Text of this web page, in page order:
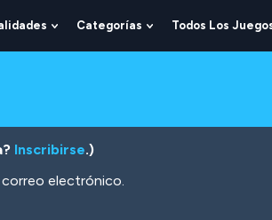
Show
Submenu
Categorías
Show
Submenu
Todos Los
Inscribirse.)
correo electrónico.